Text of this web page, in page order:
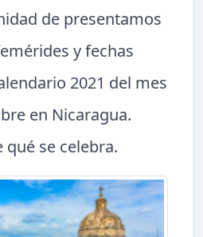
de presentamos
y fechas
2021 del mes
en Nicaragua.
qué se celebra.